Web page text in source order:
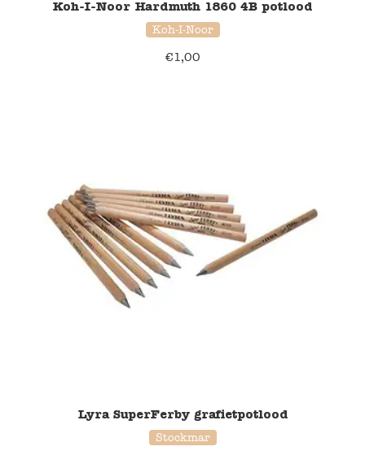
Koh-I-Noor Hardmuth 1860 4B potlood
Koh-I-Noor
€1,00
Lyra SuperFerby grafietpotlood
Stockmar